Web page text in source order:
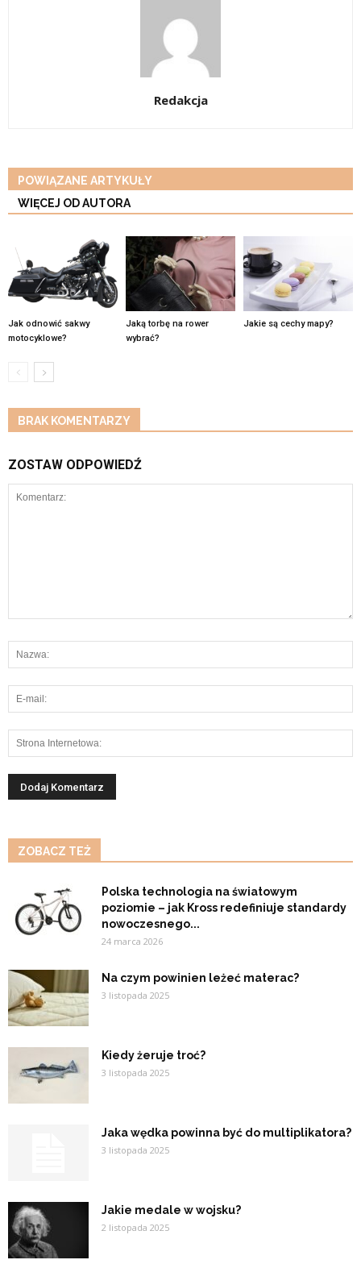
Redakcja
POWIĄZANE ARTYKUŁY
WIĘCEJ OD AUTORA
Jak odnowić sakwy
motocyklowe?
Jaką torbę na rower
wybrać?
Jakie są cechy mapy?
BRAK KOMENTARZY
ZOSTAW ODPOWIEDŹ
ZOBACZ TEŻ
Polska technologia na światowym
poziomie – jak Kross redefiniuje standardy
nowoczesnego...
24 marca 2026
Na czym powinien leżeć materac?
3 listopada 2025
Kiedy żeruje troć?
3 listopada 2025
Jaka wędka powinna być do multiplikatora?
3 listopada 2025
Jakie medale w wojsku?
2 listopada 2025